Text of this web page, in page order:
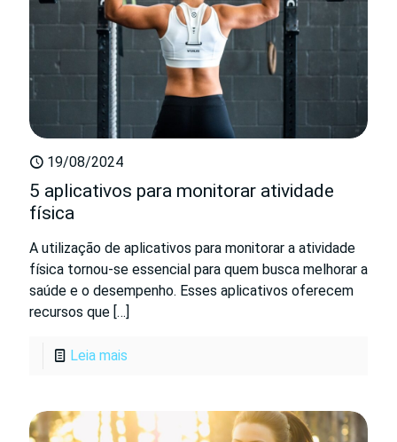
19/08/2024
5 aplicativos para monitorar atividade
física
A utilização de aplicativos para monitorar a atividade
física tornou-se essencial para quem busca melhorar a
saúde e o desempenho. Esses aplicativos oferecem
recursos que […]
Leia mais